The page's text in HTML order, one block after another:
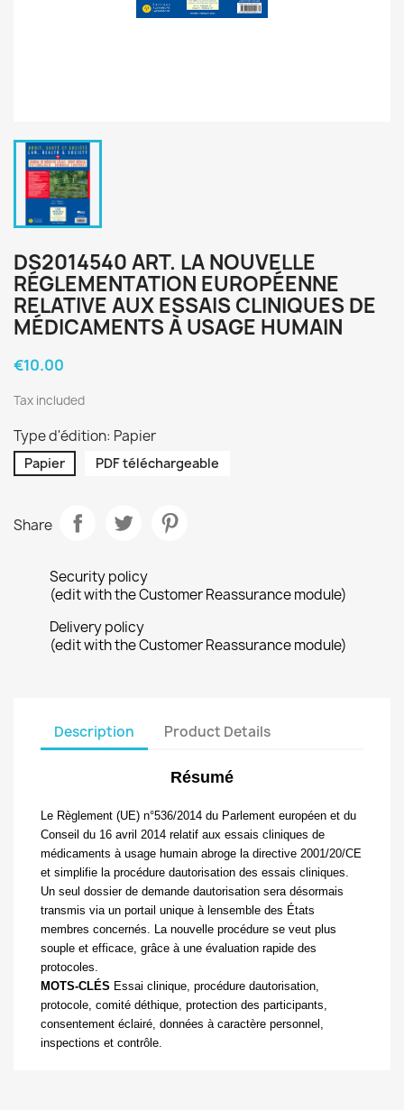
DS2014540 ART. LA NOUVELLE
RÉGLEMENTATION EUROPÉENNE
RELATIVE AUX ESSAIS CLINIQUES DE
MÉDICAMENTS À USAGE HUMAIN
€10.00
Tax included
Type d'édition: Papier
Papier PDF téléchargeable
Share
Security policy
(edit with the Customer Reassurance module)
Delivery policy
(edit with the Customer Reassurance module)
Description Product Details
Résumé
Le Règlement (UE) n°536/2014 du Parlement européen et du
Conseil du 16 avril 2014 relatif aux essais cliniques de
médicaments à usage humain abroge la directive 2001/20/CE
et simplifie la procédure dautorisation des essais cliniques.
Un seul dossier de demande dautorisation sera désormais
transmis via un portail unique à lensemble des États
membres concernés. La nouvelle procédure se veut plus
souple et efficace, grâce à une évaluation rapide des
protocoles.
MOTS-CLÉS Essai clinique, procédure dautorisation,
protocole, comité déthique, protection des participants,
consentement éclairé, données à caractère personnel,
inspections et contrôle.